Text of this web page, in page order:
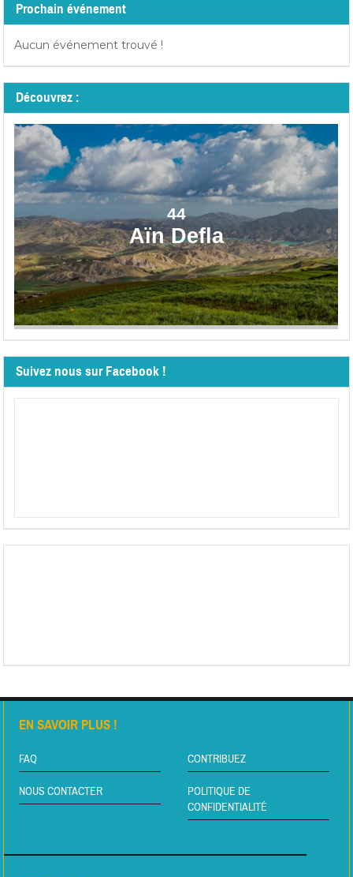
Prochain événement
Aucun événement trouvé !
Découvrez :
44
Aïn Defla
Suivez nous sur Facebook !
EN SAVOIR PLUS !
FAQ CONTRIBUEZ
NOUS CONTACTER
POLITIQUE DE
CONFIDENTIALITÉ